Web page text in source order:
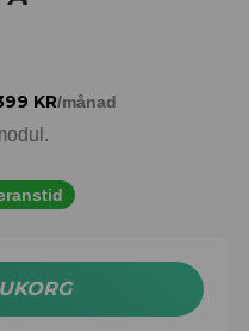
KR/månad